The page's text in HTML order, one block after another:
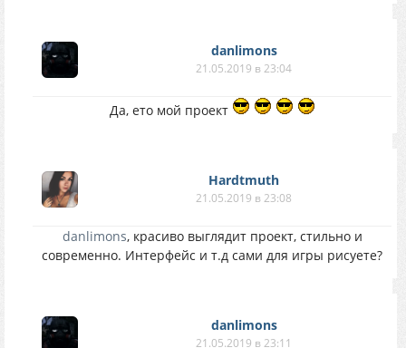
danlimons
21.05.2019 в 23:04
Да, ето мой проект
Hardtmuth
21.05.2019 в 23:08
danlimons, красиво выглядит проект, стильно и
современно. Интерфейс и т.д сами для игры рисуете?
danlimons
21.05.2019 в 23:11